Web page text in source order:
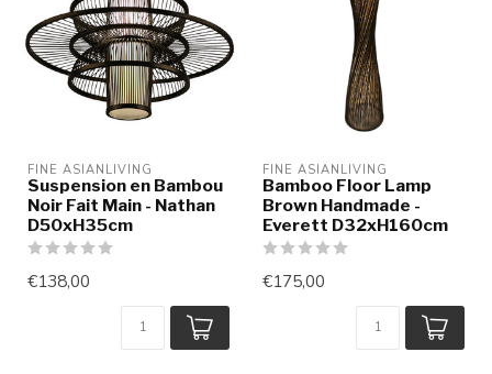
FINE ASIANLIVING
Suspension en Bambou
Noir Fait Main - Nathan
D50xH35cm
€138,00
FINE ASIANLIVING
Bamboo Floor Lamp
Brown Handmade -
Everett D32xH160cm
€175,00